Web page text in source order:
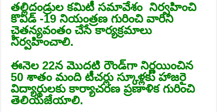
తల్లిదండ్రుల కమిటీ సమావేశం నిర్వహించి
కొవిడ్‌ -19 నియంత్రణ గురించి వారిని
చైతన్యవంతం చేసే కార్యక్రమాలు
నిర్వహించాలి.
ఈనెల 22న మొదటి రౌండ్‌గా నిర్ణయించిన
50 శాతం మంది టీచర్లు స్కూళ్లకు హాజరై
విద్యార్థులకు కార్యాచరణ ప్రణాళిక గురించి
తెలియజేయాలి.